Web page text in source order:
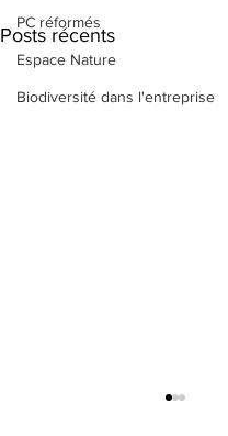
PC réformés
Espace Nature
Biodiversité dans l'entreprise
Posts récents